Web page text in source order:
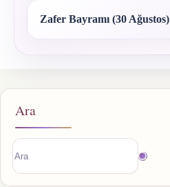
Zafer Bayramı (30 Ağustos)
Ara